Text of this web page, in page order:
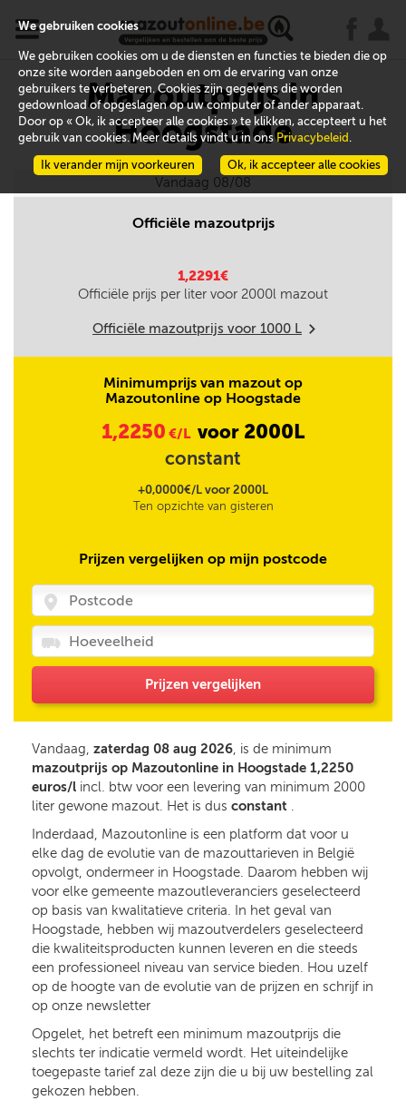
x
Mazoutprijs in
Hoogstade
Vandaag 08/08
Officiële mazoutprijs
1,2291€
Officiële prijs per liter voor 2000l mazout
Officiële mazoutprijs voor 1000 L m
Minimumprijs van mazout op
Mazoutonline op Hoogstade
1,2250 €/L voor 2000L
constant
+0,0000€/L voor 2000L
Ten opzichte van gisteren
Prijzen vergelijken op mijn postcode
Prijzen vergelijken
Vandaag, zaterdag 08 aug 2026, is de minimum
mazoutprijs op Mazoutonline in Hoogstade 1,2250
euros/l incl. btw voor een levering van minimum 2000
liter gewone mazout. Het is dus constant .
Inderdaad, Mazoutonline is een platform dat voor u
elke dag de evolutie van de mazouttarieven in België
opvolgt, ondermeer in Hoogstade. Daarom hebben wij
voor elke gemeente mazoutleveranciers geselecteerd
op basis van kwalitatieve criteria. In het geval van
Hoogstade, hebben wij mazoutverdelers geselecteerd
die kwaliteitsproducten kunnen leveren en die steeds
een professioneel niveau van service bieden. Hou uzelf
op de hoogte van de evolutie van de prijzen en schrijf in
op onze newsletter
Opgelet, het betreft een minimum mazoutprijs die
slechts ter indicatie vermeld wordt. Het uiteindelijke
toegepaste tarief zal deze zijn die u bij uw bestelling zal
gekozen hebben.
We gebruiken cookies
We gebruiken cookies om u de diensten en functies te bieden die op
onze site worden aangeboden en om de ervaring van onze
gebruikers te verbeteren. Cookies zijn gegevens die worden
gedownload of opgeslagen op uw computer of ander apparaat.
Door op « Ok, ik accepteer alle cookies » te klikken, accepteert u het
gebruik van cookies. Meer details vindt u in onsPrivacybeleid .
Ok, ik accepteer alle cookies
Ik verander mijn voorkeuren